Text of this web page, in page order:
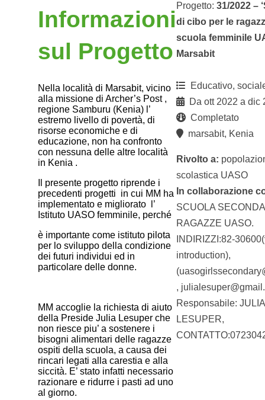
Informazioni
sul Progetto
Nella località di Marsabit, vicino
alla missione di Archer’s Post ,
regione Samburu (Kenia) l’
estremo livello di povertà, di
risorse economiche e di
educazione, non ha confronto
con nessuna delle altre località
in Kenia .
Il presente progetto riprende i
precedenti progetti in cui MM ha
implementato e migliorato l’
Istituto UASO femminile, perché
è importante come istituto pilota
per lo sviluppo della condizione
dei futuri individui ed in
particolare delle donne.
MM accoglie la richiesta di aiuto
della Preside Julia Lesuper che
non riesce piu’ a sostenere i
bisogni alimentari delle ragazze
ospiti della scuola, a causa dei
rincari legati alla carestia e alla
siccità. E’ stato infatti necessario
razionare e ridurre i pasti ad uno
al giorno.
Progetto: 31/2022 –
di cibo per le
scuola femminile
Marsabit
Educativo,
Da ott 2022 a dic
Completato
marsabit, Kenia
Rivolto a:
scolastica UASO
In collaborazione
SCUOLA
RAGAZZE UASO.
INDIRIZZI:82-
introduction),
,
Responsabile: JULIA
LESUPER,